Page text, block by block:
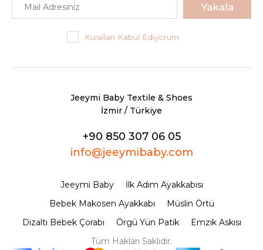
Yakala
Kuralları Kabul Ediyorum
Jeeymi Baby Textile & Shoes
İzmir / Türkiye
+90 850 307 06 05
info@jeeymibaby.com
Jeeymi Baby
İlk Adım Ayakkabısı
Bebek Makosen Ayakkabı
Müslin Örtü
Dizaltı Bebek Çorabı
Örgü Yün Patik
Emzik Askısı
Tüm Hakları Saklıdır.